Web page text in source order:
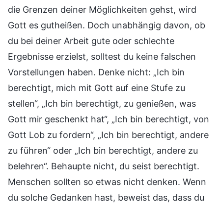
die Grenzen deiner Möglichkeiten gehst, wird
Gott es gutheißen. Doch unabhängig davon, ob
du bei deiner Arbeit gute oder schlechte
Ergebnisse erzielst, solltest du keine falschen
Vorstellungen haben. Denke nicht: „Ich bin
berechtigt, mich mit Gott auf eine Stufe zu
stellen“, „Ich bin berechtigt, zu genießen, was
Gott mir geschenkt hat“, „Ich bin berechtigt, von
Gott Lob zu fordern“, „Ich bin berechtigt, andere
zu führen“ oder „Ich bin berechtigt, andere zu
belehren“. Behaupte nicht, du seist berechtigt.
Menschen sollten so etwas nicht denken. Wenn
du solche Gedanken hast, beweist das, dass du